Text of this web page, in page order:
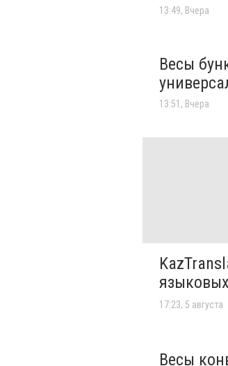
13:49, Вчера
Весы
13:51, Вчера
17:23, 5 августа
Весы